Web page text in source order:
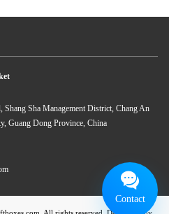
Shang Sha Management District, Chang An
Guang Dong Province, China
Contact